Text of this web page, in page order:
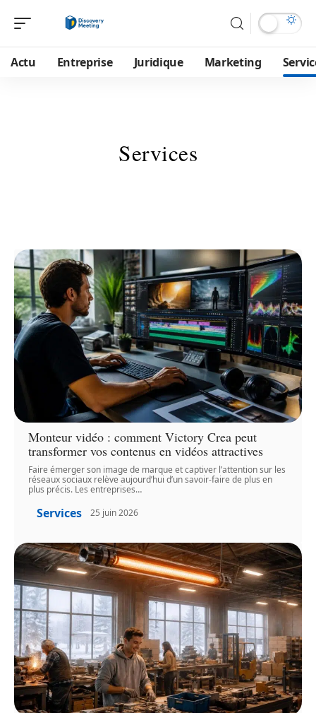
Actu Entreprise Juridique Marketing
Services
Monteur vidéo : comment Victory Crea peut
transformer vos contenus en vidéos attractives
Faire émerger son image de marque et captiver l’attention sur les
réseaux sociaux relève aujourd’hui d’un savoir-faire de plus en
plus précis. Les entreprises…
Services 25 juin 2026